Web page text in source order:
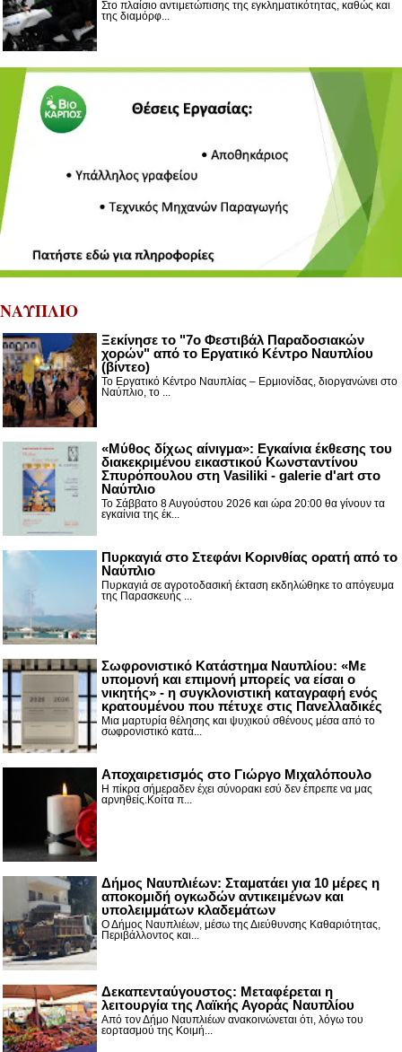
Στο πλαίσιο αντιμετώπισης της εγκληματικότητας, καθώς και
της διαμόρφ...
ΝΑΥΠΛΙΟ
Ξεκίνησε το "7ο Φεστιβάλ Παραδοσιακών
χορών" από το Εργατικό Κέντρο Ναυπλίου
(βίντεο)
Το Εργατικό Κέντρο Ναυπλίας – Ερμιονίδας, διοργανώνει στο
Ναύπλιο, το ...
«Μύθος δίχως αίνιγμα»: Εγκαίνια έκθεσης του
διακεκριμένου εικαστικού Κωνσταντίνου
Σπυρόπουλου στη Vasiliki - galerie d'art στο
Ναύπλιο
Το Σάββατο 8 Αυγούστου 2026 και ώρα 20:00 θα γίνουν τα
εγκαίνια της έκ...
Πυρκαγιά στο Στεφάνι Κορινθίας ορατή από το
Ναύπλιο
Πυρκαγιά σε αγροτοδασική έκταση εκδηλώθηκε το απόγευμα
της Παρασκευής ...
Σωφρονιστικό Κατάστημα Ναυπλίου: «Με
υπομονή και επιμονή μπορείς να είσαι ο
νικητής» - η συγκλονιστική καταγραφή ενός
κρατουμένου που πέτυχε στις Πανελλαδικές
Μια μαρτυρία θέλησης και ψυχικού σθένους μέσα από το
σωφρονιστικό κατά...
Αποχαιρετισμός στο Γιώργο Μιχαλόπουλο
Η πίκρα σήμεραδεν έχει σύνορακι εσύ δεν έπρεπε να μας
αρνηθείς.Κοίτα π...
Δήμος Ναυπλιέων: Σταματάει για 10 μέρες η
αποκομιδή ογκωδών αντικειμένων και
υπολειμμάτων κλαδεμάτων
Ο Δήμος Ναυπλιέων, μέσω της Διεύθυνσης Καθαριότητας,
Περιβάλλοντος και...
Δεκαπενταύγουστος: Μεταφέρεται η
λειτουργία της Λαϊκής Αγοράς Ναυπλίου
Από τον Δήμο Ναυπλιέων ανακοινώνεται ότι, λόγω του
εορτασμού της Κοιμή...